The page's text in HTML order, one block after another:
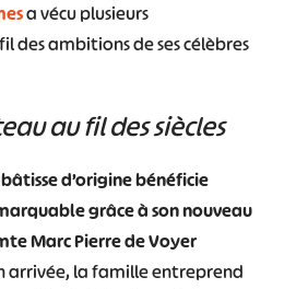
a vécu plusieurs
des ambitions de ses célèbres
au fil des siècles
d’origine bénéficie
grâce à son nouveau
Marc Pierre de Voyer
arrivée, la famille entreprend